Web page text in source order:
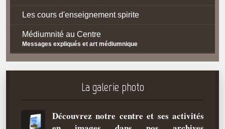
Les cours d'enseignement spirite
Médiumnité au Centre
Messages expliqués et art médiumnique
Contact / Accès
Plan d'accès
La doctrine Spirite
La galerie photo
Découvrez notre centre et ses activités